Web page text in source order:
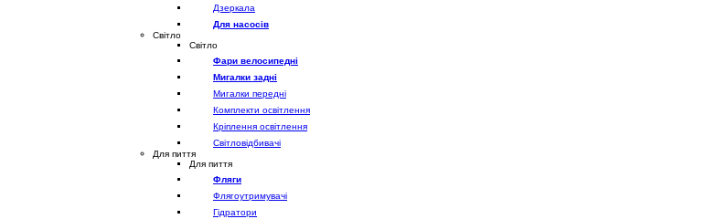
Дзеркала
Для насосів
Світло
Світло
Фари велосипедні
Мигалки задні
Мигалки передні
Комплекти освітлення
Кріплення освітлення
Світловідбивачі
Для пиття
Для пиття
Фляги
Флягоутримувачі
Гідратори